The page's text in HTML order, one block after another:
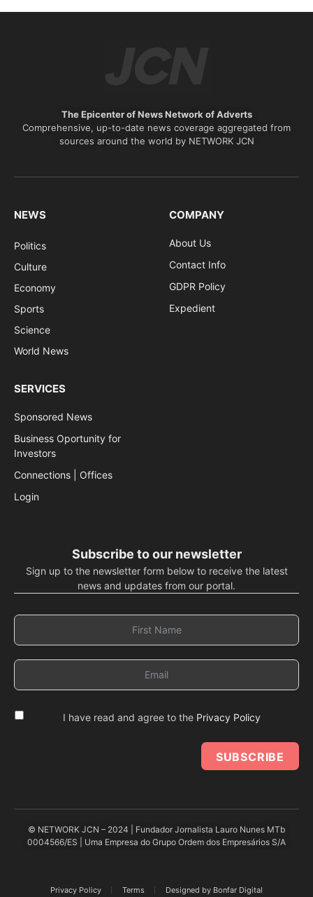
The Epicenter of News Network of Adverts
Comprehensive, up-to-date news coverage aggregated from
sources around the world by NETWORK JCN
NEWS
Politics
Culture
Economy
Sports
Science
World News
COMPANY
About Us
Contact Info
GDPR Policy
Expedient
SERVICES
Sponsored News
Business Oportunity for
Investors
Connections | Offices
Login
Subscribe to our newsletter
Sign up to the newsletter form below to receive the latest
news and updates from our portal.
I have read and agree to the Privacy Policy
SUBSCRIBE
© NETWORK JCN – 2024 | Fundador Jornalista Lauro Nunes MTb
0004566/ES | Uma Empresa do Grupo Ordem dos Empresários S/A
Privacy Policy Terms Designed by Bonfar Digital